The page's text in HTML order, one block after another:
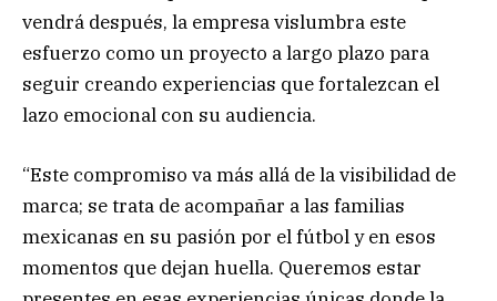
vendrá después, la empresa vislumbra este
esfuerzo como un proyecto a largo plazo para
seguir creando experiencias que fortalezcan el
lazo emocional con su audiencia.
“Este compromiso va más allá de la visibilidad de
marca; se trata de acompañar a las familias
mexicanas en su pasión por el fútbol y en esos
momentos que dejan huella. Queremos estar